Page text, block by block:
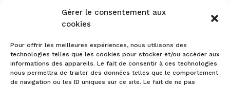
Gérer le consentement aux
cookies
Pour offrir les meilleures expériences, nous utilisons des
technologies telles que les cookies pour stocker et/ou accéder aux
informations des appareils. Le fait de consentir à ces technologies
nous permettra de traiter des données telles que le comportement
de navigation ou les ID uniques sur ce site. Le fait de ne pas